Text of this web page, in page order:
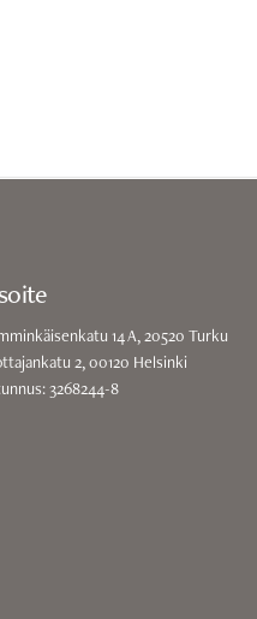
14 A, 20520 Turku
2, 00120 Helsinki
3268244-8